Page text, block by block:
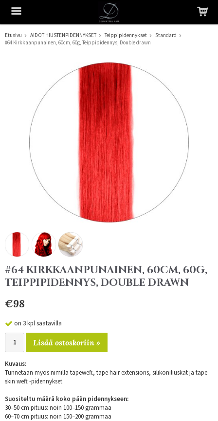
Tuote on lisätty ostoskoriin
Etusivu AIDOT HIUSTENPIDENNYKSET Teippipidennykset
Standard
#64 Kirkkaanpunainen, 60cm, 60g, Teippipidennys, Double drawn
#64 KIRKKAANPUNAINEN, 60CM, 60G,
TEIPPIPIDENNYS, DOUBLE DRAWN
€98
on 3 kpl saatavilla
Lisää ostoskoriin »
Kuvaus:
Tunnetaan myös nimillä tapeweft, tape hair extensions, silikoniliuskat ja tape
skin weft -pidennykset.
Suositeltu määrä koko pään pidennykseen:
30–50 cm pituus: noin 100–150 grammaa
60–70 cm pituus: noin 150–200 grammaa